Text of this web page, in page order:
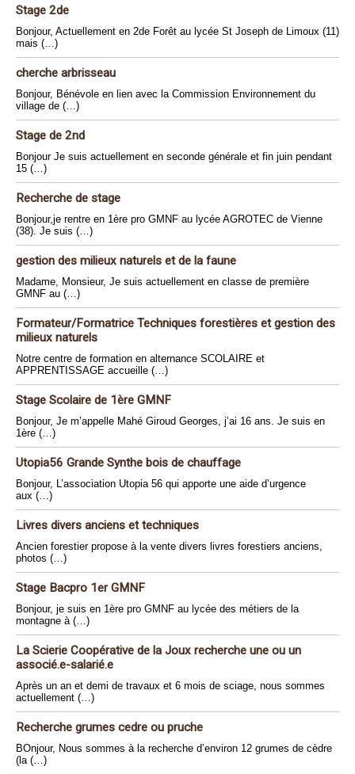
Stage 2de
Bonjour, Actuellement en 2de Forêt au lycée St Joseph de Limoux (11)
mais (…)
cherche arbrisseau
Bonjour, Bénévole en lien avec la Commission Environnement du
village de (…)
Stage de 2nd
Bonjour Je suis actuellement en seconde générale et fin juin pendant
15 (…)
Recherche de stage
Bonjour,je rentre en 1ère pro GMNF au lycée AGROTEC de Vienne
(38). Je suis (…)
gestion des milieux naturels et de la faune
Madame, Monsieur, Je suis actuellement en classe de première
GMNF au (…)
Formateur/Formatrice Techniques forestières et gestion des
milieux naturels
Notre centre de formation en alternance SCOLAIRE et
APPRENTISSAGE accueille (…)
Stage Scolaire de 1ère GMNF
Bonjour, Je m’appelle Mahé Giroud Georges, j’ai 16 ans. Je suis en
1ère (…)
Utopia56 Grande Synthe bois de chauffage
Bonjour, L’association Utopia 56 qui apporte une aide d’urgence
aux (…)
Livres divers anciens et techniques
Ancien forestier propose à la vente divers livres forestiers anciens,
photos (…)
Stage Bacpro 1er GMNF
Bonjour, je suis en 1ère pro GMNF au lycée des métiers de la
montagne à (…)
La Scierie Coopérative de la Joux recherche une ou un
associé.e-salarié.e
Après un an et demi de travaux et 6 mois de sciage, nous sommes
actuellement (…)
Recherche grumes cedre ou pruche
BOnjour, Nous sommes à la recherche d’environ 12 grumes de cèdre
(la (…)